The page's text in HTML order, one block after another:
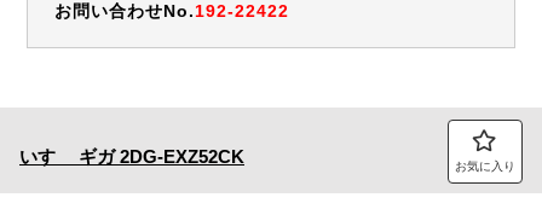
お問い合わせNo.192-22422
いすゞ ギガ 2DG-EXZ52CK お気に入り